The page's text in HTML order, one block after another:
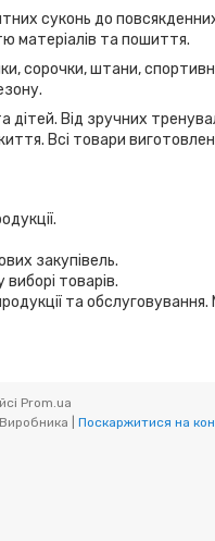
суконь до
матеріалів та пошиття.
сорочки, штани,
дітей. Від зручних
Всі товари
закупівель.
товарів.
та
Prom.ua
Поскаржитися на